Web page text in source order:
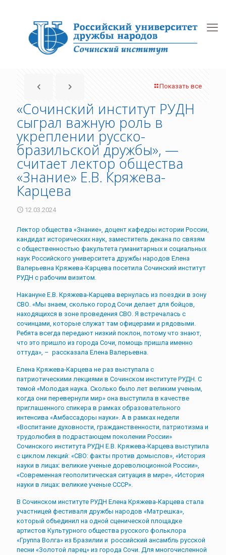
Показать все
«Сочинский институт РУДН
сыграл важную роль в
укреплении русско-
бразильской дружбы», —
считает лектор общества
«Знание» Е.В. Кряжева-
Карцева
12.03.2024
Лектор общества «Знание», доцент кафедры истории России,
кандидат исторических наук, заместитель декана по связям
с общественностью факультета гуманитарных и социальных
наук Российского университета дружбы народов Елена
Валерьевна Кряжева-Карцева посетила Сочинский институт
РУДН с рабочим визитом.
Накануне Е.В. Кряжева-Карцева вернулась из поездки в зону
СВО. «Мы знаем, сколько город Сочи делает для бойцов,
находящихся в зоне проведения СВО. Я встречалась с
сочинцами, которые служат там офицерами и рядовыми.
Ребята всегда передают низкий поклон, потому что знают,
что это пришло из города Сочи, помощь пришла именно
оттуда», – рассказала Елена Валерьевна.
Елена Кряжева-Карцева не раз выступала с
патриотическими лекциями в Сочинском институте РУДН. С
темой «Молодая наука. Сколько было лет великим ученым,
когда они перевернули мир» она выступила в качестве
приглашенного спикера в рамках образовательного
интенсива «Амбассадоры науки». А в рамках недели
«Воспитание духовности, гражданственности, патриотизма и
трудолюбия в подрастающем поколении России»
Сочинского института РУДН Е.В. Кряжева-Карцева выступила
с циклом лекций: «СВО: факты против домыслов», «История
науки в лицах: великие ученые дореволюционной России»,
«Современная геополитическая ситуация в мире», «История
науки в лицах: великие ученые СССР».
В Сочинском институте РУДН Елена Кряжева-Карцева стала
участницей фестиваля дружбы народов «Матрешка»,
который объединил на одной сценической площадке
артистов Культурного общества русского фольклора
«Группа Волга» из Бразилии и российский ансамбль русской
песни «Золотой ларец» из города Сочи. Для многочисленной